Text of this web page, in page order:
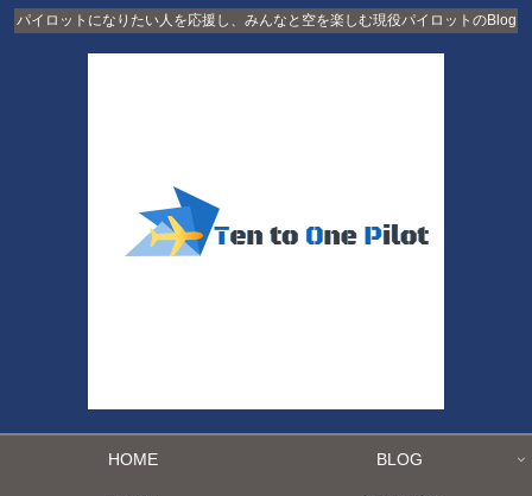
パイロットになりたい人を応援し、みんなと空を楽しむ現役パイロットのBlog
HOME BLOG